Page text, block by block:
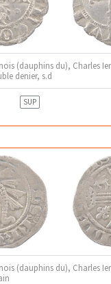
(dauphins du), Charles
denier, s.d
SUP
(dauphins du), Charles